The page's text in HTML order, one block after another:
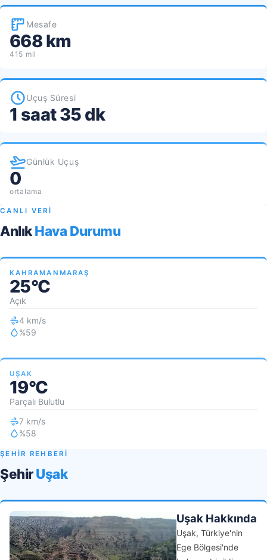
Mesafe
668 km
415 mil
Uçuş Süresi
1 saat 35 dk
Günlük Uçuş
0
ortalama
CANLI VERİ
AnlıkHava Durumu
KAHRAMANMARAŞ
25°C
Açık
4 km/s
%59
UŞAK
19°C
Parçalı Bulutlu
7 km/s
%58
ŞEHİR REHBERİ
ŞehirUşak
Uşak Hakkında
Uşak, Türkiye'nin
Ege Bölgesi'nde